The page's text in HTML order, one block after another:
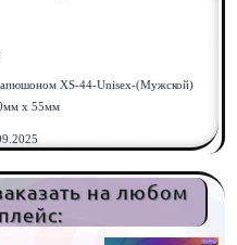
XS-44-Unisex-(Мужской)
x 55мм
на любом